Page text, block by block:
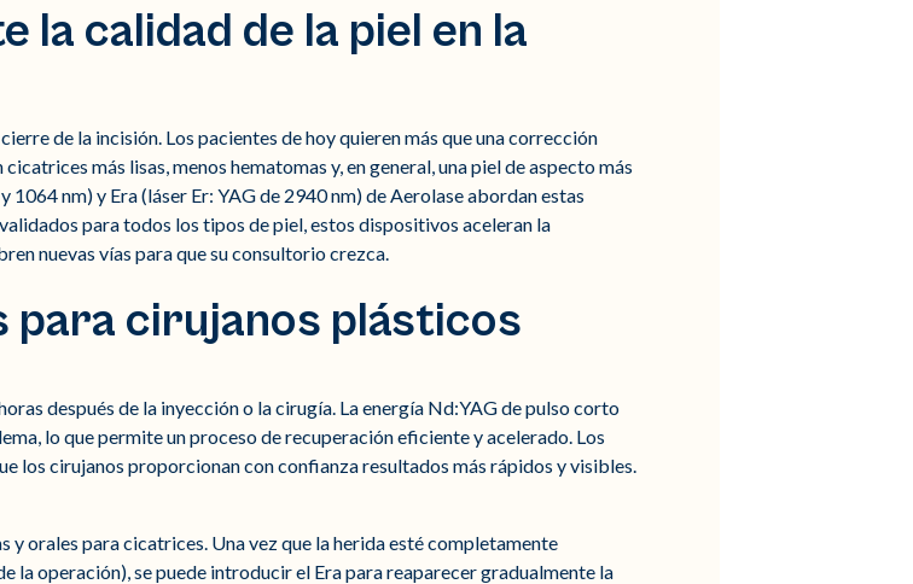
la calidad de la piel en la
de la incisión. Los pacientes de hoy quieren más que una corrección
más lisas, menos hematomas y, en general, una piel de aspecto más
nm) y Era (láser Er: YAG de 2940 nm) de Aerolase abordan estas
para todos los tipos de piel, estos dispositivos aceleran la
nuevas vías para que su consultorio crezca.
cirujanos plásticos
después de la inyección o la cirugía. La energía Nd:YAG de pulso corto
lo que permite un proceso de recuperación eficiente y acelerado. Los
los cirujanos proporcionan con confianza resultados más rápidos y visibles.
y orales para cicatrices. Una vez que la herida esté completamente
la operación), se puede introducir el Era para reaparecer gradualmente la